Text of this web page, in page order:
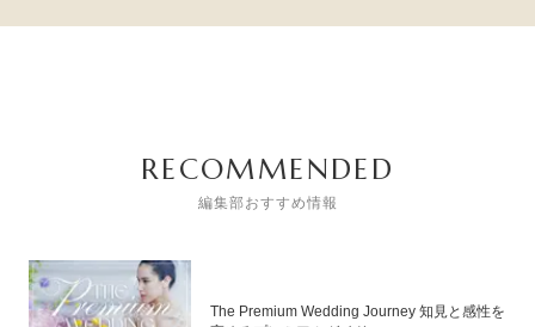
RECOMMENDED
編集部おすすめ情報
The Premium Wedding Journey 知見と感性を